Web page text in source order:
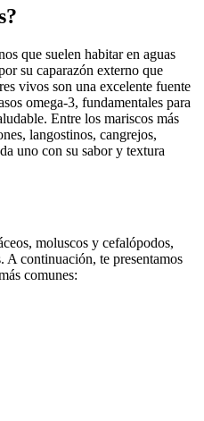
que suelen habitar en aguas
su caparazón externo que
vivos son una excelente fuente
omega-3, fundamentales para
Entre los mariscos más
langostinos, cangrejos,
uno con su sabor y textura
moluscos y cefalópodos,
A continuación, te presentamos
comunes: